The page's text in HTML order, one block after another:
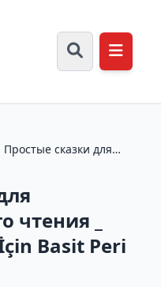
Простые сказки для
Okuma İçin...
чтения _
Basit Peri